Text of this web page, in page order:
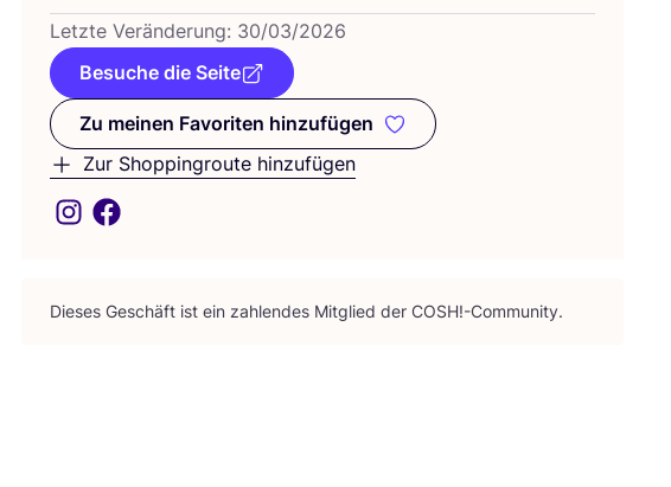
Letz­te Ver­än­de­rung: 30/03/2026
Besuche die Seite
Zu meinen Favoriten hinzufügen
Zu meinen Favoriten hinzufügen
Zur Shoppingroute hinzufügen
Die­ses Geschäft ist ein zah­len­des Mit­glied der COSH!-Community.